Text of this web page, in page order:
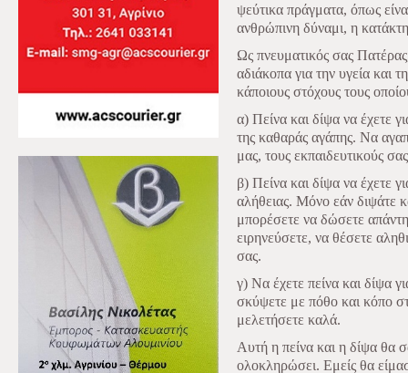
ψεύτικα πράγματα, όπως
ανθρώπινη δύναμι, η
Ως πνευματικός σας
αδιάκοπα για την υγεία
κάποιους στόχους τους
α) Πείνα και δίψα να έχετε
της καθαράς αγάπης. Να
μας, τους εκπαιδευτικούς
β) Πείνα και δίψα να έχετε
αλήθειας. Μόνο εάν διψάτε
μπορέσετε να δώσετε
ειρηνεύσετε, να θέσετε
σας.
γ) Να έχετε πείνα και δίψα
σκύψετε με πόθο και κόπο
μελετήσετε καλά.
Αυτή η πείνα και η δίψα θα
ολοκληρώσει. Εμείς θα